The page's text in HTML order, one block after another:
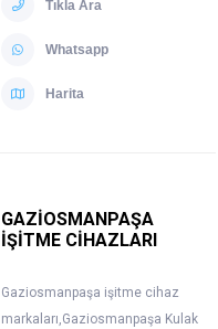
Tıkla Ara
Whatsapp
Harita
GAZİOSMANPAŞA
İŞİTME CİHAZLARI
Gaziosmanpaşa işitme cihaz
markaları,Gaziosmanpaşa Kulak